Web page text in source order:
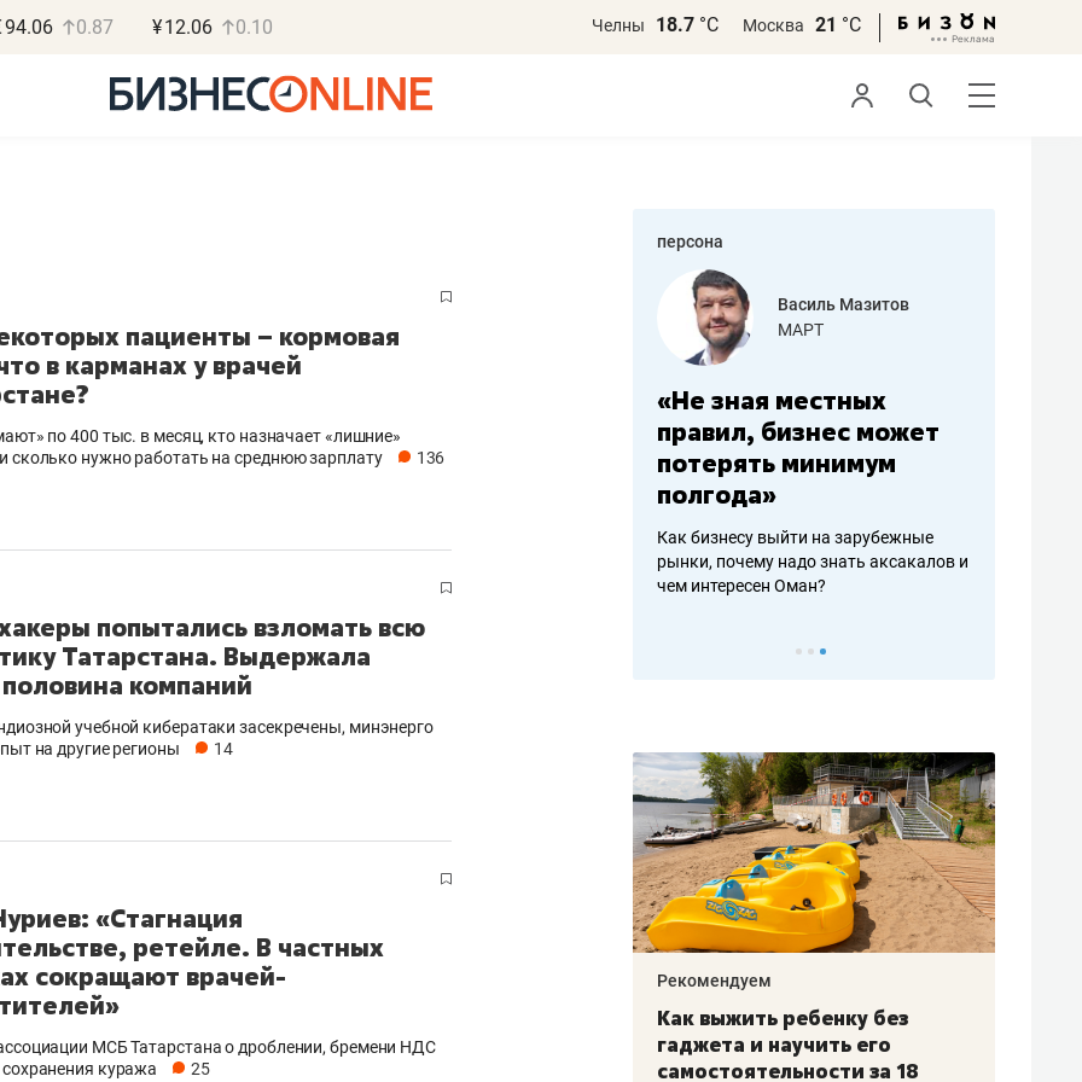
94.06 0.87 ¥12.06 0.10 Челны 18.7 °С Москва 21 °С
пациенты – кормовая
в карманах у врачей
по 400 тыс. в месяц, кто назначает «лишние»
сколько нужно работать на среднюю зарплату
136
попытались взломать всю
Татарстана. Выдержала
компаний
учебной кибератаки засекречены, минэнерго
на другие регионы
14
«Стагнация
ретейле. В частных
сокращают врачей-
МСБ Татарстана о дроблении, бремени НДС
куража
25
персона
«Готовые решения»
«Мне лучше
не заработать вообще,
чем потерять
помогает отвлечься
от болезни, чувствовать
налогах и развитии без кредитов
Василь Мазитов
МАРТ
«Не зная местных
правил, бизнес может
потерять минимум
полгода»
Как бизнесу выйти на зарубежные
рынки, почему надо знать аксакалов и
чем интересен Оман?
«Фороса»:
невроз» –
не считает
Наседкина: «Ремонт вместе
Рекомендуем
Как выжить ребенку без
гаджета и научить его
самостоятельности за 18